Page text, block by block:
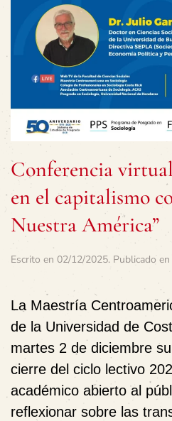
Conferencia
en el capitalismo
Nuestra América”
Escrito en 02/12/2025. Publicado en
La Maestría
de la Universidad de
martes 2 de diciembre su
cierre del ciclo lectivo
académico abierto al
reflexionar sobre las